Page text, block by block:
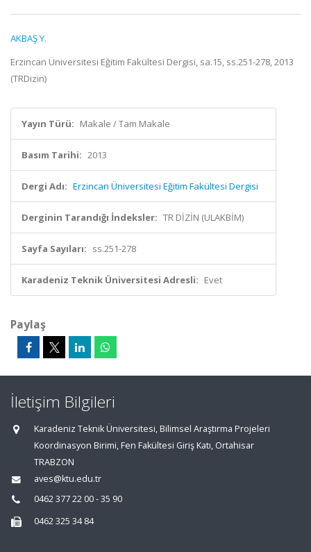
AKBAŞ Y.
Erzincan Üniversitesi Eğitim Fakültesi Dergisi, sa.15, ss.251-278, 2013
(TRDizin)
Yayın Türü: Makale / Tam Makale
Basım Tarihi: 2013
Dergi Adı: Erzincan Üniversitesi Eğitim Fakültesi Dergisi
Derginin Tarandığı İndeksler: TR DİZİN (ULAKBİM)
Sayfa Sayıları: ss.251-278
Karadeniz Teknik Üniversitesi Adresli: Evet
Paylaş
İletişim Bilgileri
Karadeniz Teknik Üniversitesi, Bilimsel Araştırma Projeleri
Koordinasyon Birimi, Fen Fakültesi Giriş Katı, Ortahisar
TRABZON
aves@ktu.edu.tr
0462 377 22 00 - 35 90
0462 325 34 84